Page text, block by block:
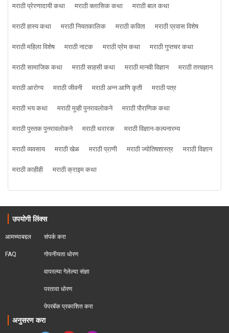
मराठी प्रेरणादायी कथा
मराठी क्लासिक कथा
मराठी बाल कथा
मराठी हास्य कथा
मराठी नियतकालिक मराठी कविता
मराठी प्रवास विशेष
मराठी महिला विशेष
मराठी नाटक मराठी प्रेम कथा
मराठी गुप्तचर कथा
मराठी सामाजिक कथा
मराठी साहसी कथा मराठी मानवी विज्ञान
मराठी तत्त्वज्ञान
मराठी आरोग्य
मराठी जीवनी मराठी अन्न आणि कृती
मराठी पत्र
मराठी भय कथा
मराठी मूव्ही पुनरावलोकने
मराठी पौराणिक कथा
मराठी पुस्तक पुनरावलोकने
मराठी थरारक
मराठी विज्ञान-कल्पनारम्य
मराठी व्यवसाय
मराठी खेळ मराठी प्राणी मराठी ज्योतिषशास्त्र
मराठी विज्ञान
मराठी काहीही
मराठी क्राइम कथा
उपयोगी लिंक्स
आमच्याबद्दल
FAQ
संपर्क करा
गोपनीयता धोरण
वापरल्या गेलेल्या संज्ञा
परतावा धोरण
पेपरबॅक प्रकाशित करा
अनुसरण करा